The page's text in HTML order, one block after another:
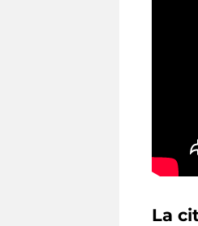
La